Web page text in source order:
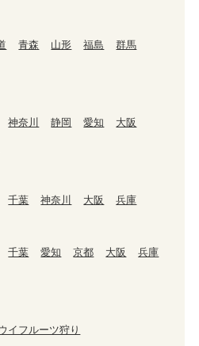
青森 山形 福島 群馬
神奈川 静岡 愛知 大阪
千葉 神奈川 大阪 兵庫
千葉 愛知 京都 大阪 兵庫
イフルーツ狩り